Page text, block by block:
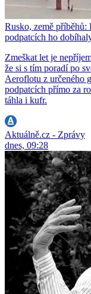
Rusko, země příběhů:
podpatcích ho
Zmeškat let je
že si s tím poradí po
Aeroflotu z určeného
podpatcích přímo za
táhla i kufr.
Aktuálně.cz - Zprávy
dnes, 09:28